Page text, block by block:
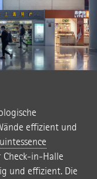
effizient und
in-Halle
und effizient. Die